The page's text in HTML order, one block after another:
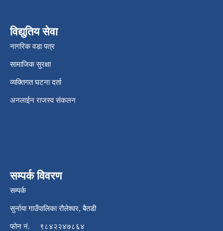
विद्युतिय सेवा
नागरिक वडा पत्र
सामाजिक सुरक्षा
व्यक्तिगत घटना दर्ता
अनलाईन राजस्व संकलन
सम्पर्क विवरण
सम्पर्क
सुर्नाया गाउँपालिका रौलेश्वर, बैतडी
फोन नं.
९८४२२४७८६४